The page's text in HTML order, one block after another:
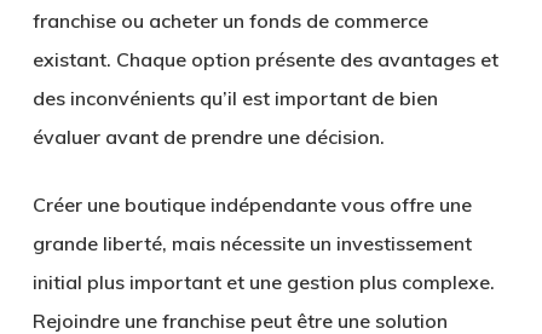
franchiseou acheter un fonds de commerce
existant. Chaque option présente des avantages et
des inconvénients qu’il est important de bien
évaluer avant de prendre une décision.
Créer une boutique indépendante vous offre une
grande liberté, mais nécessite un investissement
initial plus important et une gestion plus complexe.
Rejoindre une franchise peut être une solution